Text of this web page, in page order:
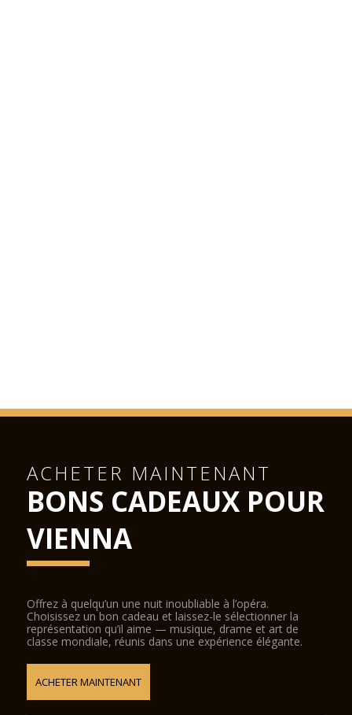
ACHETER MAINTENANT
BONS CADEAUX POUR
VIENNA
Offrez à quelqu’un une nuit inoubliable à l’opéra.
Choisissez un bon cadeau et laissez-le sélectionner la
représentation qu’il aime — musique, drame et art de
classe mondiale, réunis dans une expérience élégante.
ACHETER MAINTENANT